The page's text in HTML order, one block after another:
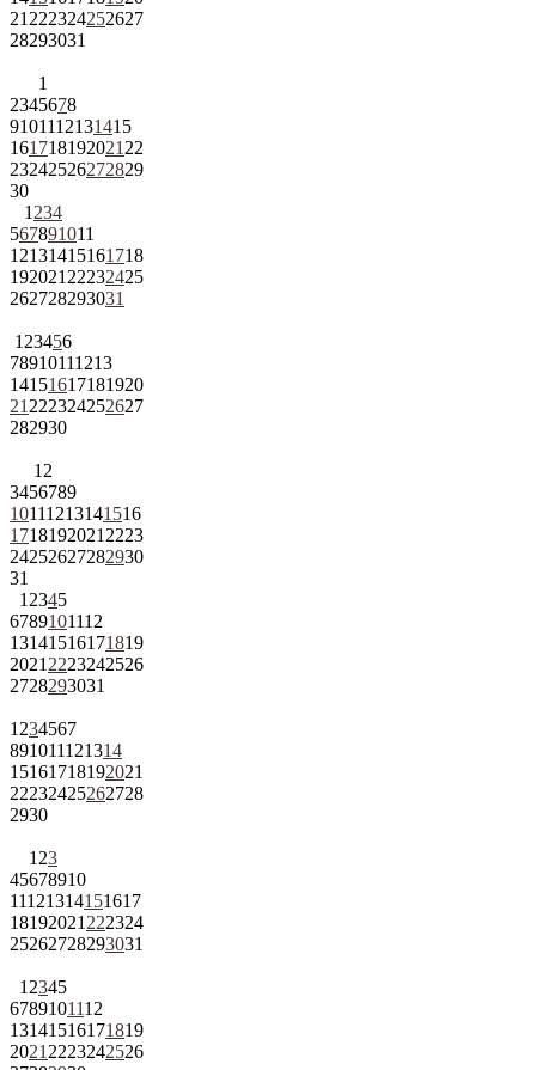
21 222324252627
28293031
1
2345678
9101112131415
161718192021 22
23242526272829
30
1 234
567891011
12131415161718
192021 22232425
262728293031
1 23456
78910111213
14151617181920
21 222324252627
282930
1 2
3456789
10111213141516
1718192021 2223
24252627282930
31
1 2345
6789101112
13141516171819
2021 2223242526
2728293031
1 234567
891011121314
15161718192021
22232425262728
2930
1 23
45678910
11121314151617
18192021 222324
25262728293031
1 2345
6789101112
13141516171819
2021 2223242526